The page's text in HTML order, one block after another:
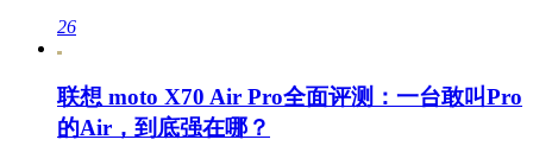
26
联想 moto X70 Air Pro全面评测：一台敢叫Pro
的Air，到底强在哪？